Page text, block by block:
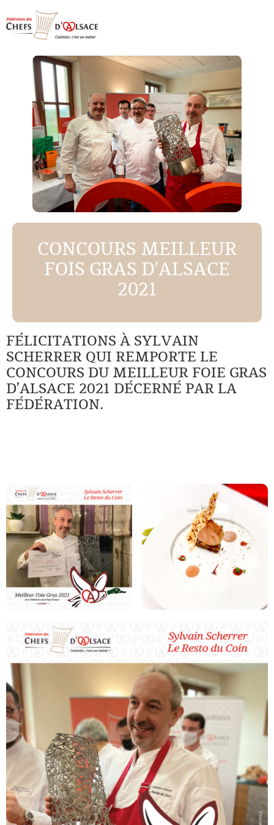
CONCOURS MEILLEUR
FOIS GRAS D’ALSACE
2021
FÉLICITATIONS À SYLVAIN
SCHERRER QUI REMPORTE LE
CONCOURS DU MEILLEUR FOIE GRAS
D’ALSACE 2021 DÉCERNÉ PAR LA
FÉDÉRATION.